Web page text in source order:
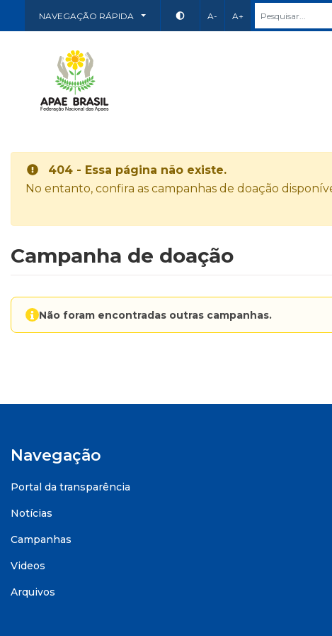
NAVEGAÇÃO RÁPIDA A- A+
404 - Essa página não existe.
No entanto, confira as campanhas de doação
Campanha de doação
Não foram encontradas outras campanhas.
Navegação
Portal da transparência
Notícias
Campanhas
Videos
Arquivos